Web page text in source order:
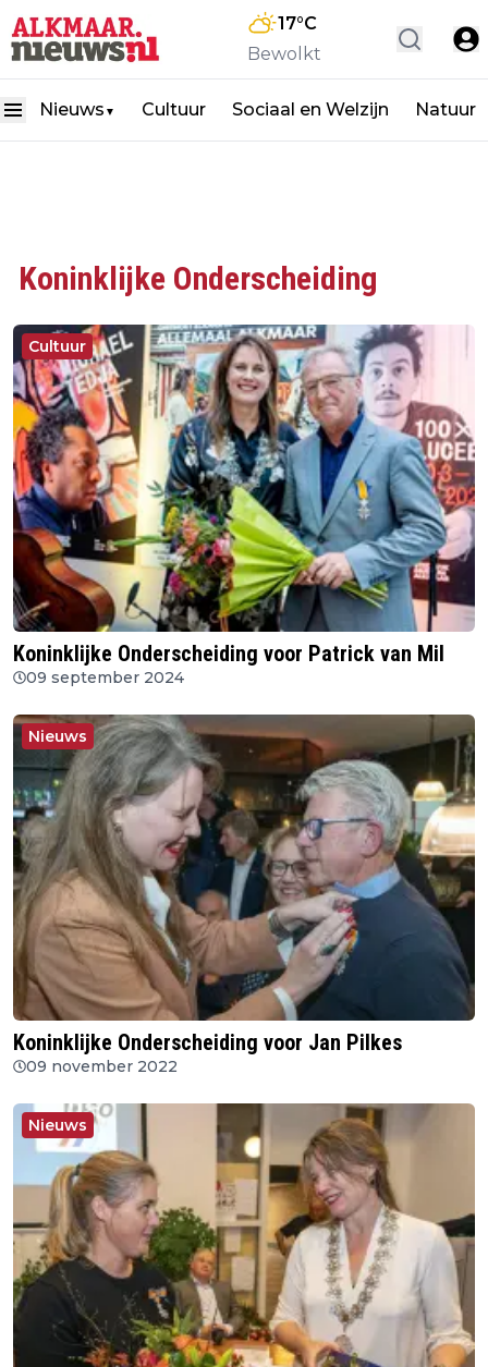
17°C
Bewolkt
Nieuws ▼ Cultuur Sociaal en Welzijn Natuur
Koninklijke Onderscheiding
Cultuur
Koninklijke Onderscheiding voor Patrick van Mil
09 september 2024
Nieuws
Koninklijke Onderscheiding voor Jan Pilkes
09 november 2022
Nieuws